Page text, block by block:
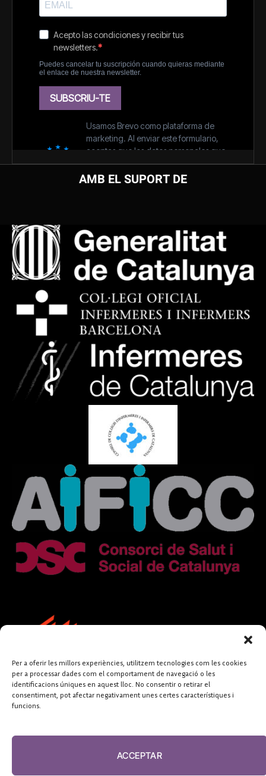
Per a oferir les millors experiències, utilitzem tecnologies com les cookies
per a processar dades com el comportament de navegació o les
identificacions úniques en aquest lloc. No consentir o retirar el
consentiment, pot afectar negativament unes certes característiques i
funcions.
ACCEPTAR
AMB EL SUPORT DE
FUNDACIÓ